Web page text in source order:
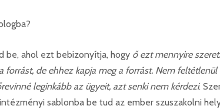
be, ahol ezt bebizonyítja, hogy ő ezt mennyire
forrást, de ehhez kapja meg a forrást. Nem
leginkább az ügyeit, azt senki nem kérdezi.
sablonba be tud az ember szuszakolni